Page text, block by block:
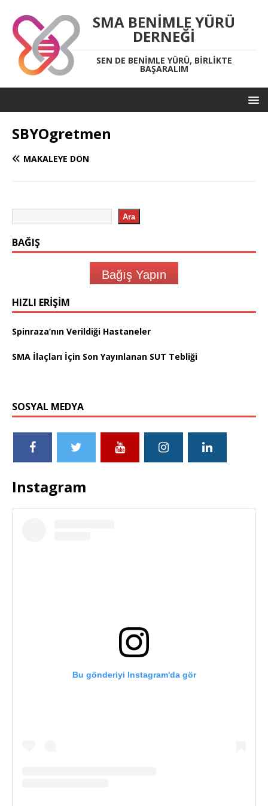
SMA BENIMLE YÜRÜ
DERNEĞI
SEN DE BENIMLE YÜRÜ, BIRLIKTE
BAŞARALIM
SBYOgretmen
MAKALEYE DÖN
Ara
BAĞIŞ
Bağış Yapın
HIZLI ERIŞIM
Spinraza’nın Verildiği Hastaneler
SMA İlaçları İçin Son Yayınlanan SUT Tebliği
SOSYAL MEDYA
Instagram
Bu gönderiyi Instagram'da gör